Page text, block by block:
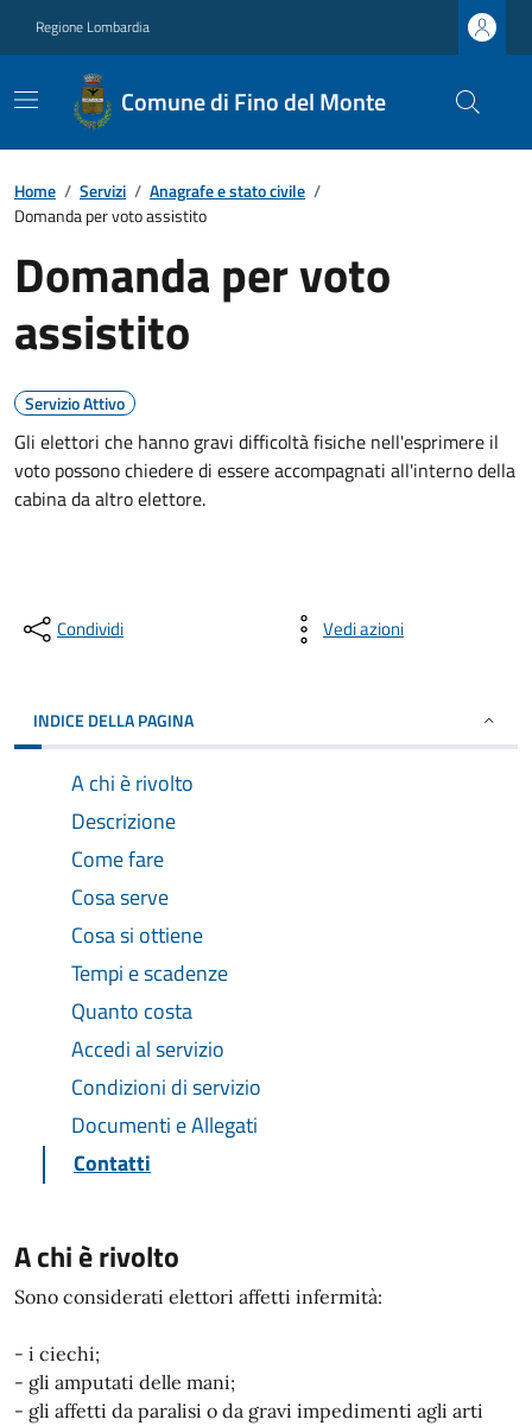
Regione Lombardia
Comune di Fino del Monte
Home / Servizi / Anagrafe e stato civile /
Domanda per voto assistito
Domanda per voto
assistito
Servizio Attivo
Gli elettori che hanno gravi difficoltà fisiche nell'esprimere il
voto possono chiedere di essere accompagnati all'interno della
cabina da altro elettore.
Condividi Vedi azioni
INDICE DELLA PAGINA
A chi è rivolto
Descrizione
Come fare
Cosa serve
Cosa si ottiene
Tempi e scadenze
Quanto costa
Accedi al servizio
Condizioni di servizio
Documenti e Allegati
Contatti
A chi è rivolto
Sono considerati elettori affetti infermità:
- i ciechi;
- gli amputati delle mani;
- gli affetti da paralisi o da gravi impedimenti agli arti